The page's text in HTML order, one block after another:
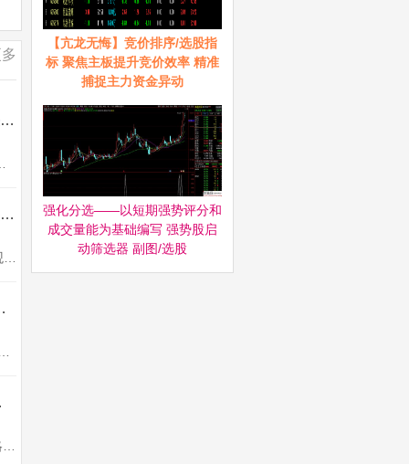
通达信【交易核心V8.1】龙头中军核心的定义指标 不停打磨且经实战 配备龙头抱团选股
通达信【机构锁筹】副图/选股 妖股必定上穿5 精准捕捉强势股 道行天老师作品 源码
号固定支持回测 源码
无未来
【亢龙无悔】竞价排序/选股指
标 聚焦主板提升竞价效率 精准
捕捉主力资金异动
强化分选——以短期强势评分和
成交量能为基础编写 强势股启
动筛选器‌ 副图/选股